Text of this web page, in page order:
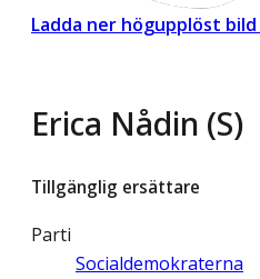
Ladda ner högupplöst bild
Erica Nådin (S)
Tillgänglig ersättare
Parti
Socialdemokraterna